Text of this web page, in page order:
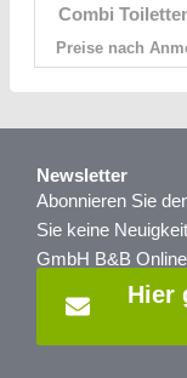
Combi
Preise nach
Newsletter
Abonnieren Sie
Sie keine
GmbH B&B
Hier